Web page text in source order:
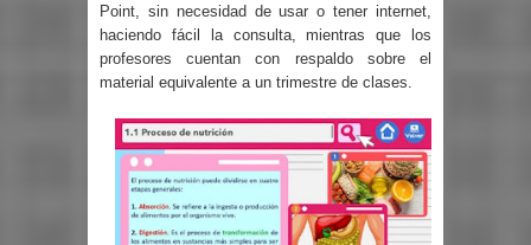
Point, sin necesidad de usar o tener internet,
haciendo fácil la consulta, mientras que los
profesores cuentan con respaldo sobre el
material equivalente a un trimestre de clases.